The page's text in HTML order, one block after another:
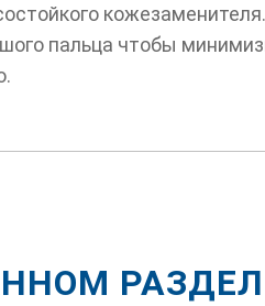
пальца чтобы